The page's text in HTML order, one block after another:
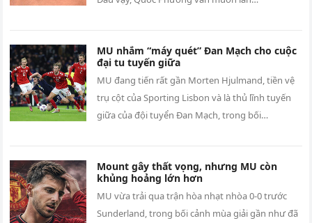
MU nhắm “máy quét” Đan Mạch cho cuộc
đại tu tuyến giữa
MU đang tiến rất gần Morten Hjulmand, tiền vệ
trụ cột của Sporting Lisbon và là thủ lĩnh tuyến
giữa của đội tuyển Đan Mạch, trong bối…
Mount gây thất vọng, nhưng MU còn
khủng hoảng lớn hơn
MU vừa trải qua trận hòa nhạt nhòa 0-0 trước
Sunderland, trong bối cảnh mùa giải gần như đã